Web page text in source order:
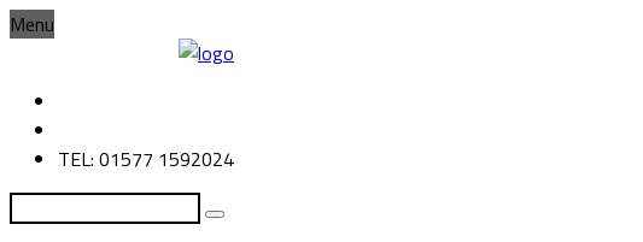
Menu
TEL: 01577 1592024